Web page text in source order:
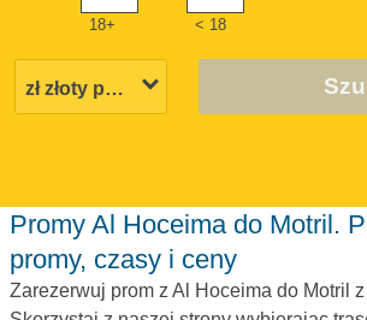
18+ < 18
Promy Al Hoceima do Motril. Porównaj
promy, czasy i ceny
Zarezerwuj prom z Al Hoceima do Motril z